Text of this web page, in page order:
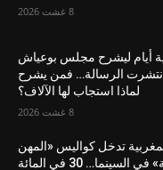
8 غشت 2026
أيام ليشرح مجلس بوعياش
الرسالة… فمن يشرح
لماذا استجاب لها الآلاف؟
8 غشت 2026
تدخل كواليس «المهن
الصعبة» في السينما… 30 في المائة